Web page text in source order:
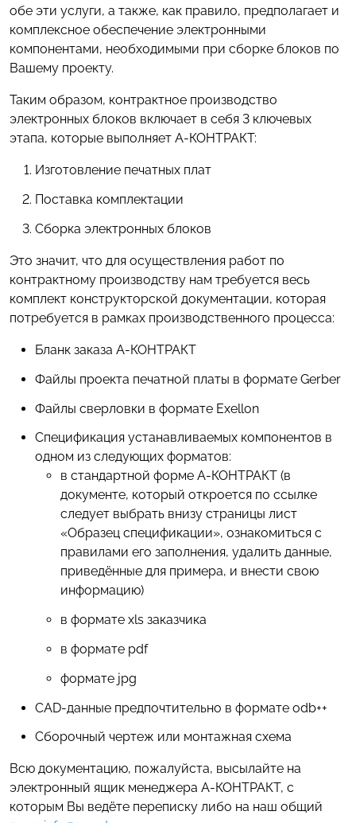
обе эти услуги, а также, как правило, предполагает и
комплексное обеспечение электронными
компонентами, необходимыми при сборке блоков по
Вашему проекту.
Таким образом, контрактное производство
электронных блоков включает в себя 3 ключевых
этапа, которые выполняет А-КОНТРАКТ:
Изготовление печатных плат
Поставка комплектации
Сборка электронных блоков
Это значит, что для осуществления работ по
контрактному производству нам требуется весь
комплект конструкторской документации, которая
потребуется в рамках производственного процесса:
Бланк заказа А-КОНТРАКТ
Файлы проекта печатной платы в формате Gerber
Файлы сверловки в формате Exellon
Спецификация устанавливаемых компонентов в
одном из следующих форматов:
в стандартной форме А-КОНТРАКТ (в
документе, который откроется по ссылке
следует выбрать внизу страницы лист
«Образец спецификации», ознакомиться с
правилами его заполнения, удалить данные,
приведённые для примера, и внести свою
информацию)
в формате xls заказчика
в формате pdf
формате jpg
CAD-данные предпочтительно в формате odb++
Сборочный чертеж или монтажная схема
Всю документацию, пожалуйста, высылайте на
электронный ящик менеджера А-КОНТРАКТ, с
которым Вы ведёте переписку либо на наш общий